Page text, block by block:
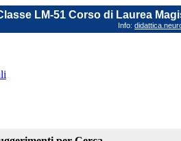
LM-51 Corso di Laurea
Info: